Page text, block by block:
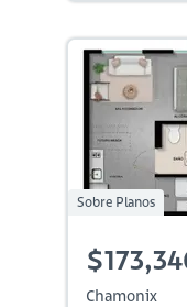
Sobre Planos
Chamonix